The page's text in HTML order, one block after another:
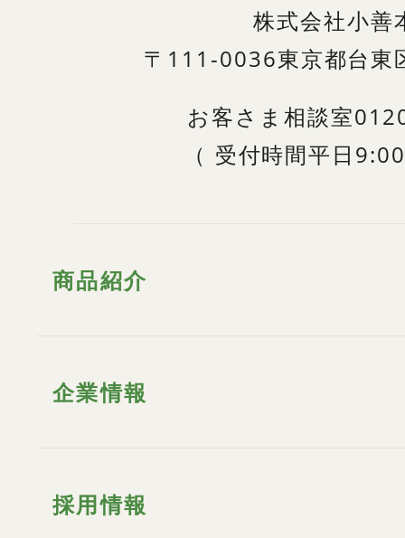
株式会社小善
〒111-0036東京都台
お客さま相談室
（ 受付時間平日
商品紹介
企業情報
採用情報